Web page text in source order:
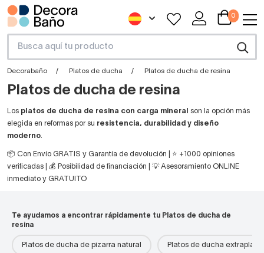
0
Decorabaño Platos de ducha Platos de ducha de resina
Platos de ducha de resina
Los platos de ducha de resina con carga mineral
son la opción más
elegida en reformas por su resistencia, durabilidad y diseño
moderno.
📦 Con Envío GRATIS y Garantía de devolución | ⭐ +1000 opiniones
verificadas | 💰 Posibilidad de financiación | 💡 Asesoramiento ONLINE
inmediato y GRATUITO
Te ayudamos a encontrar rápidamente tu Platos de ducha de
resina
Platos de ducha de pizarra natural Platos de ducha